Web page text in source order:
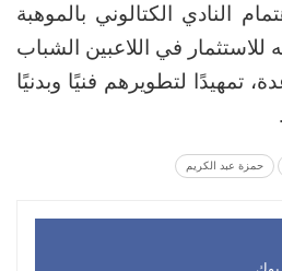
النادي الكتالوني بالموهبة
في اللاعبين الشباب
تمهيدًا لتطويرهم فنيًا وبدنيًا
حمزة عبد الكريم